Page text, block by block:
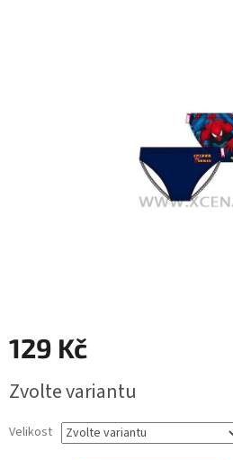
129 Kč
cena:
Zvolte variantu
Velikost